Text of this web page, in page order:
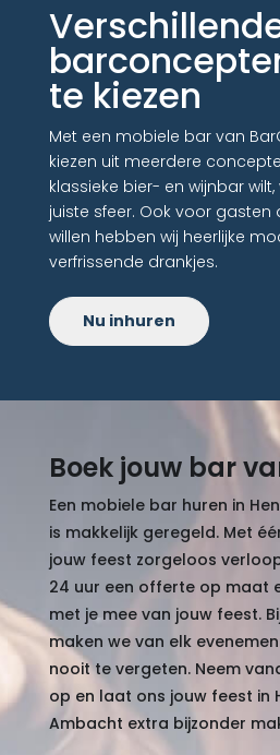
te kiezen
Met een mobiele bar van
kiezen uit meerdere
klassieke bier- en wijnbar
juiste sfeer. Ook voor
willen hebben wij heerlijke
verfrissende drankjes.
Nu inhuren
Boek jouw bar
Een mobiele bar huren in
is makkelijk geregeld. Met
jouw feest zorgeloos
24 uur een offerte op maat
met je mee van jouw feest.
maken we van elk
nooit te vergeten. Neem
op en laat ons jouw feest in
Ambacht extra bijzonder